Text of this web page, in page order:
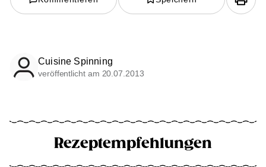
Cuisine Spinning
veröffentlicht am 20.07.2013
Rezeptempfehlungen